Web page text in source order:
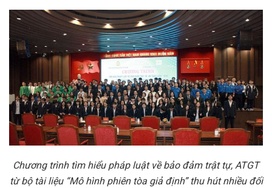
Chương trình tìm hiểu pháp luật vềbảo đảm trật tự, ATGT
từbộtài liệu “Mô hình phiên tòa giảđịnh” thu hút nhiều đối